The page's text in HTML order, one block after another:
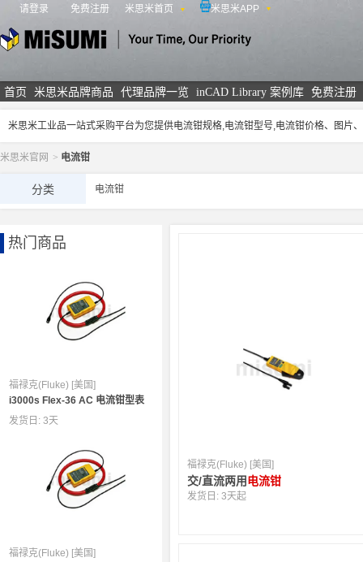
请登录 免费注册 米思米首页 米思米APP
首页 米思米品牌商品 代理品牌一览 inCAD Library 案例库 免费注册
米思米工业品一站式采购平台为您提供电流钳规格,电流钳型号,电流钳价格、图
米思米官网 > 电流钳
分类 电流钳
热门商品
福禄克(Fluke) [美国]
i3000s Flex-36 AC 电流钳型表
发货日: 3天
福禄克(Fluke) [美国]
福禄克(Fluke) [美国]
交/直流两用电流钳
发货日:3天起